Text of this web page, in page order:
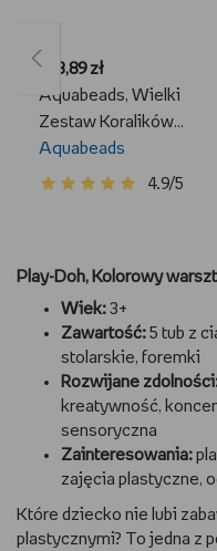
Aquabeads, Wielki
Zestaw Koralików
Aquabeads, 2400x
korailków, 31502
Aquabeads
4.9/5
123,89 zł
Play-Doh, Kolorowy
Wiek: 3+
Zawartość: 5 tub z
stolarskie, foremki
Rozwijane
kreatywność,
sensoryczna
Zainteresowania:
zajęcia plastyczne,
Które dziecko nie lubi
plastycznymi? To jedna z